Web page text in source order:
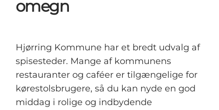
omegn
Hjørring Kommune har et bredt udvalg af
spisesteder. Mange af kommunens
restauranter og caféer er tilgængelige for
kørestolsbrugere, så du kan nyde en god
middag i rolige og indbydende